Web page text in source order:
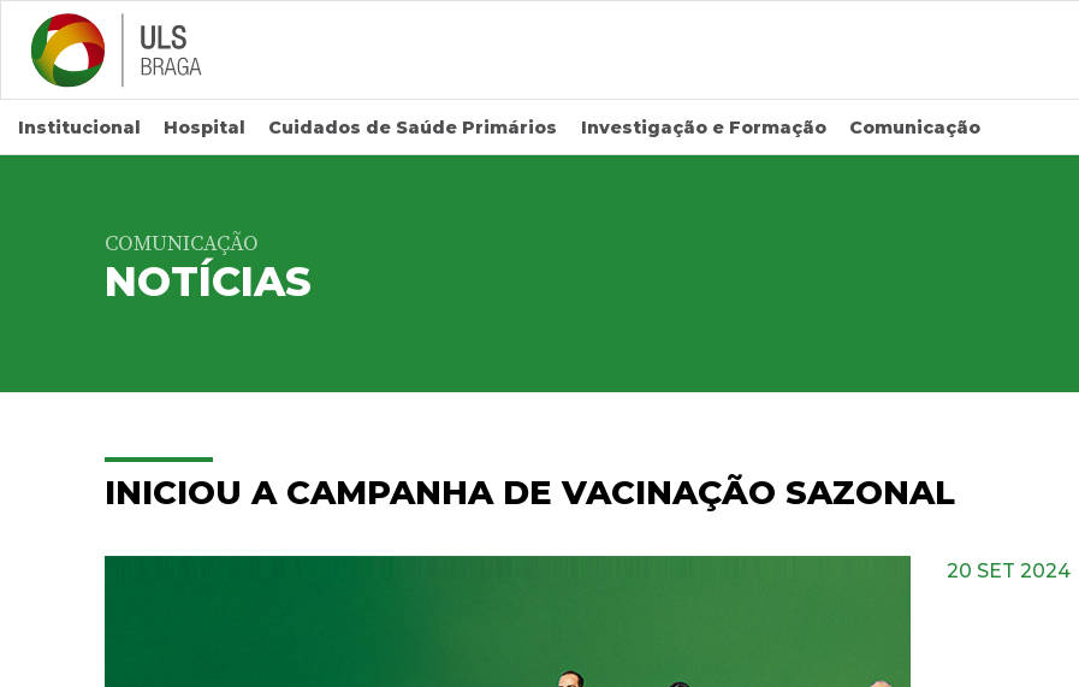
Saltar para conteúdo principal
Institucional Hospital Cuidados de Saúde Primários Investigação e Formação Comunicação
COMUNICAÇÃO
NOTÍCIAS
INICIOU A CAMPANHA DE VACINAÇÃO SAZONAL
20 SET 2024